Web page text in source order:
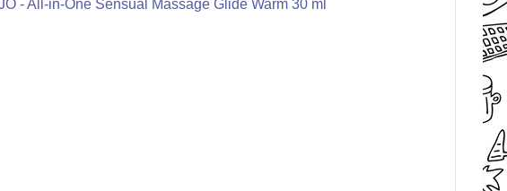
- All-in-One Sensual Massage Glide Warm 30 ml